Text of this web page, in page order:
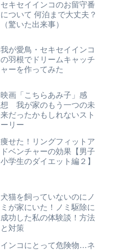
セキセイインコのお留守番
について 何泊まで大丈夫？
（驚いた出来事）
我が愛鳥・セキセイインコ
の羽根でドリームキャッチ
ャーを作ってみた
映画「こちらあみ子」感
想 我が家のもう一つの未
来だったかもしれないスト
ーリー
痩せた！リングフィットア
ドベンチャーの効果【男子
小学生のダイエット編２】
犬猫を飼っていないのにノ
ミが家にいた！ノミ駆除に
成功した私の体験談！方法
と対策
インコにとって危険物…ネ